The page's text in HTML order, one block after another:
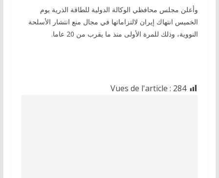
وأعلن مجلس محافظي الوكالة الدولية للطاقة الذرية يوم
الخميس انتهاك إيران لالتزاماتها في مجال منع انتشار الأسلحة
النووية، وذلك للمرة الأولى منذ ما يقرب من 20 عاما.
Vues de l'article : 284